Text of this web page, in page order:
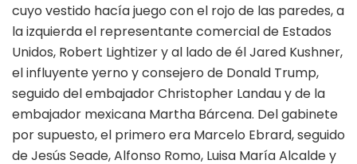
cuyo vestido hacía juego con el rojo de las paredes, a
la izquierda el representante comercial de Estados
Unidos, Robert Lightizer y al lado de él Jared Kushner,
el influyente yerno y consejero de Donald Trump,
seguido del embajador Christopher Landau y de la
embajador mexicana Martha Bárcena. Del gabinete
por supuesto, el primero era Marcelo Ebrard, seguido
de Jesús Seade, Alfonso Romo, Luisa María Alcalde y